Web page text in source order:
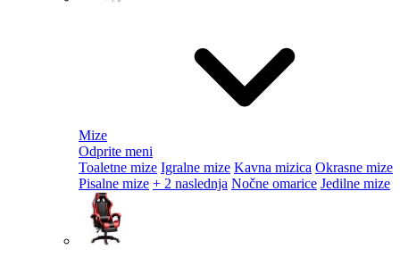
Mize
Odprite meni
Toaletne mize Igralne mize Kavna mizica Okrasne mize
Pisalne mize + 2 naslednja Nočne omarice Jedilne mize